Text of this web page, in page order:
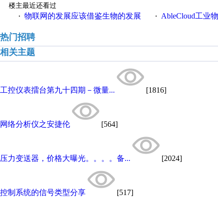
楼主最近还看过
· 物联网的发展应该借鉴生物的发展 · AbleCloud工业物联
热门招聘
相关主题
工控仪表擂台第九十四期－微量... [1816]
网络分析仪之安捷伦 [564]
压力变送器，价格大曝光。。。。备... [2024]
控制系统的信号类型分享 [517]